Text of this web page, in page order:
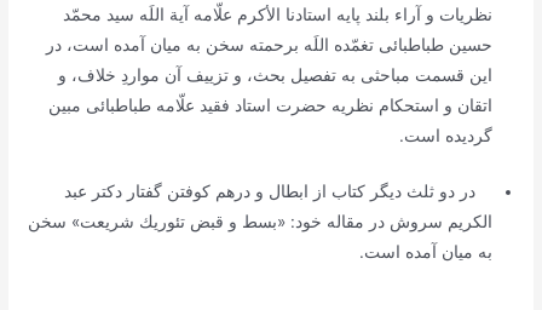
نظریات و آراء بلند پایه استادنا الأكرم علّامه آیة اللَه سید محمّد
حسین طباطبائى تغمّده اللَه برحمته سخن به میان آمده است، در
این قسمت مباحثى به تفصیل بحث، و تزییف آن مواردِ خلاف، و
اتقان و استحكام نظریه حضرت استاد فقید علّامه طباطبائى مبین
گردیده است.
در دو ثلث دیگر كتاب از ابطال و درهم كوفتن گفتار دكتر عبد
الكریم سروش در مقاله خود: «بسط و قبض تئوریك شریعت» سخن
به میان آمده است.